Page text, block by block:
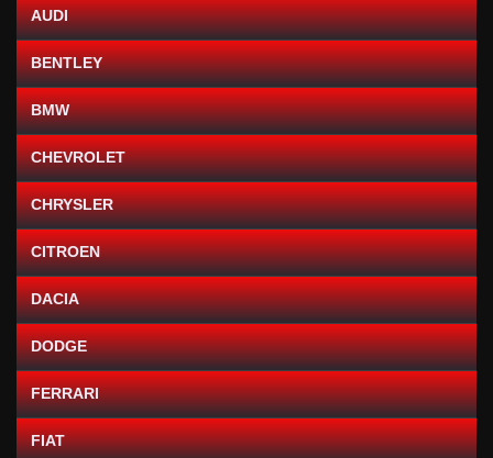
AUDI
BENTLEY
BMW
CHEVROLET
CHRYSLER
CITROEN
DACIA
DODGE
FERRARI
FIAT